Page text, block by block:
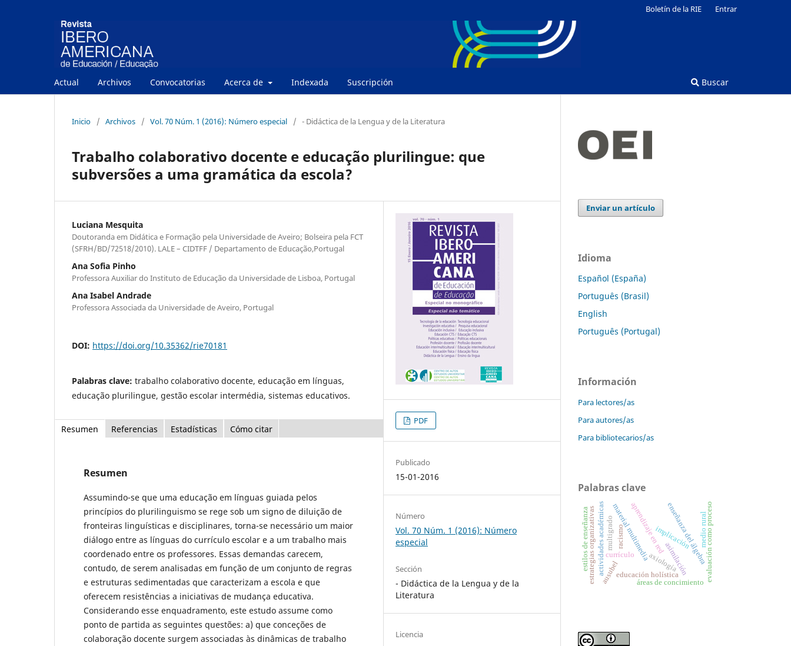
Actual Archivos Convocatorias Acerca de Indexada Suscripción Buscar
Boletín de la RIE Entrar
Inicio / Archivos / Vol. 70 Núm. 1 (2016): Número especial / - Didáctica de la Lengua y de la Literatura
Trabalho colaborativo docente e educação plurilingue: que
subversões a uma gramática da escola?
Luciana Mesquita
Doutoranda em Didática e Formação pela Universidade de Aveiro; Bolseira pela FCT
(SFRH/BD/72518/2010). LALE – CIDTFF / Departamento de Educação,Portugal
Ana Sofia Pinho
Professora Auxiliar do Instituto de Educação da Universidade de Lisboa, Portugal
Ana Isabel Andrade
Professora Associada da Universidade de Aveiro, Portugal
DOI: https://doi.org/10.35362/rie70181
Palabras clave: trabalho colaborativo docente, educação em línguas,
educação plurilingue, gestão escolar intermédia, sistemas educativos.
Resumen Referencias Estadísticas Cómo citar
Resumen
Assumindo-se que uma educação em línguas guiada pelos
princípios do plurilinguismo se rege sob um signo de diluição de
fronteiras linguísticas e disciplinares, torna-se necessário um maior
diálogo entre as línguas do currículo escolar e a um trabalho mais
coordenado entre os professores. Essas demandas carecem,
contudo, de serem analisadas em função de um conjunto de regras
e estruturas sedimentadas que caracterizam a escola e que
oferecem resistências a iniciativas de mudança educativa.
Considerando esse enquadramento, este estudo assume como
ponto de partida as seguintes questões: a) que conceções de
colaboração docente surgem associadas às dinâmicas de trabalho
PDF
Publicado
15-01-2016
Número
Vol. 70 Núm. 1 (2016): Número
especial
Sección
- Didáctica de la Lengua y de la
Literatura
Licencia
Enviar un artículo
Idioma
Español (España)
Português (Brasil)
English
Português (Portugal)
Información
Para lectores/as
Para autores/as
Para bibliotecarios/as
Palabras clave
currículo
implicación
axiología
material multimedia enseñanza del álgebra
educación holística
actividades académicas
áreas de concimiento
aprendizaje en red
estrategias organizativas evaluación como proceso
estilos de enseñanza asimilación
racismo
ausubel
medio rural
multigrado